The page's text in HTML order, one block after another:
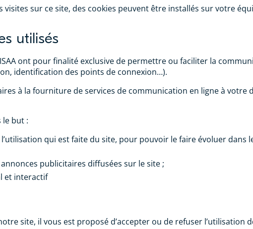
visites sur ce site, des cookies peuvent être installés sur votre
utilisés
ont pour finalité exclusive de permettre ou faciliter la
identification des points de connexion…).
à la fourniture de services de communication en ligne à votre
le but :
qui est faite du site, pour pouvoir le faire évoluer dans
publicitaires diffusées sur le site ;
et interactif
site, il vous est proposé d’accepter ou de refuser l’utilisation